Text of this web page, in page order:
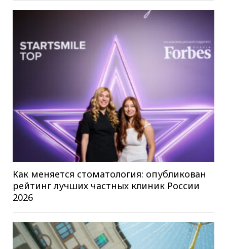
Как меняется стоматология: опубликован
рейтинг лучших частных клиник России
2026